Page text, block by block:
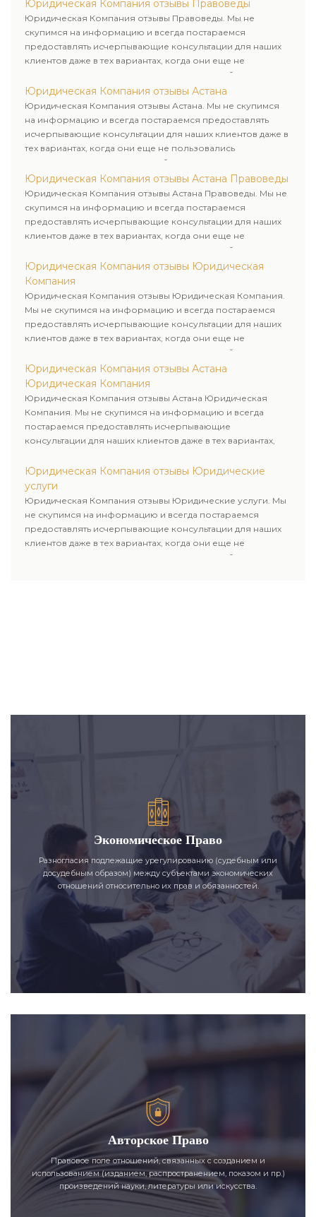
клиенту.
Юридическая Компания отзывы Правоведы
Юридическая Компания отзывы Правоведы. Мы не
скупимся на информацию и всегда постараемся
предоставлять исчерпывающие консультации для наших
клиентов даже в тех вариантах, когда они еще не
пользовались юридическими услугами нашей компании.
Юридическая Компания отзывы Астана
Юридическая Компания отзывы Астана. Мы не скупимся
на информацию и всегда постараемся предоставлять
исчерпывающие консультации для наших клиентов даже в
тех вариантах, когда они еще не пользовались
юридическими услугами нашей компании.
Юридическая Компания отзывы Астана Правоведы
Юридическая Компания отзывы Астана Правоведы. Мы не
скупимся на информацию и всегда постараемся
предоставлять исчерпывающие консультации для наших
клиентов даже в тех вариантах, когда они еще не
пользовались юридическими услугами нашей компании.
Юридическая Компания отзывы Юридическая
Компания
Юридическая Компания отзывы Юридическая Компания.
Мы не скупимся на информацию и всегда постараемся
предоставлять исчерпывающие консультации для наших
клиентов даже в тех вариантах, когда они еще не
пользовались юридическими услугами нашей компании.
Юридическая Компания отзывы Астана
Юридическая Компания
Юридическая Компания отзывы Астана Юридическая
Компания. Мы не скупимся на информацию и всегда
постараемся предоставлять исчерпывающие
консультации для наших клиентов даже в тех вариантах,
нашей компании.
Юридическая Компания отзывы Юридические
услуги
Юридическая Компания отзывы Юридические услуги. Мы
не скупимся на информацию и всегда постараемся
предоставлять исчерпывающие консультации для наших
клиентов даже в тех вариантах, когда они еще не
пользовались юридическими услугами нашей компании.
Экономическое Право
Разногласия подлежащие урегулированию (судебным или
досудебным образом) между субъектами экономических
отношений относительно их прав и обязанностей.
Авторское Право
Правовое поле отношений, связанных с созданием и
использованием (изданием, распространением, показом и пр.)
произведений науки, литературы или искусства.